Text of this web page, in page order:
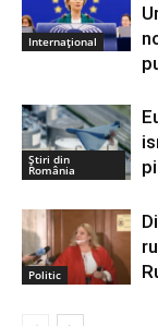
Internațional
Știri din
România
Politic